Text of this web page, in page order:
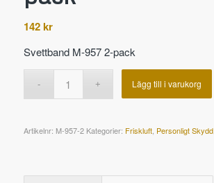
142kr
Svettband M-957 2-pack
Lägg till i varukorg
Artikelnr: M-957-2 Kategorier: Friskluft, Personligt Skydd,